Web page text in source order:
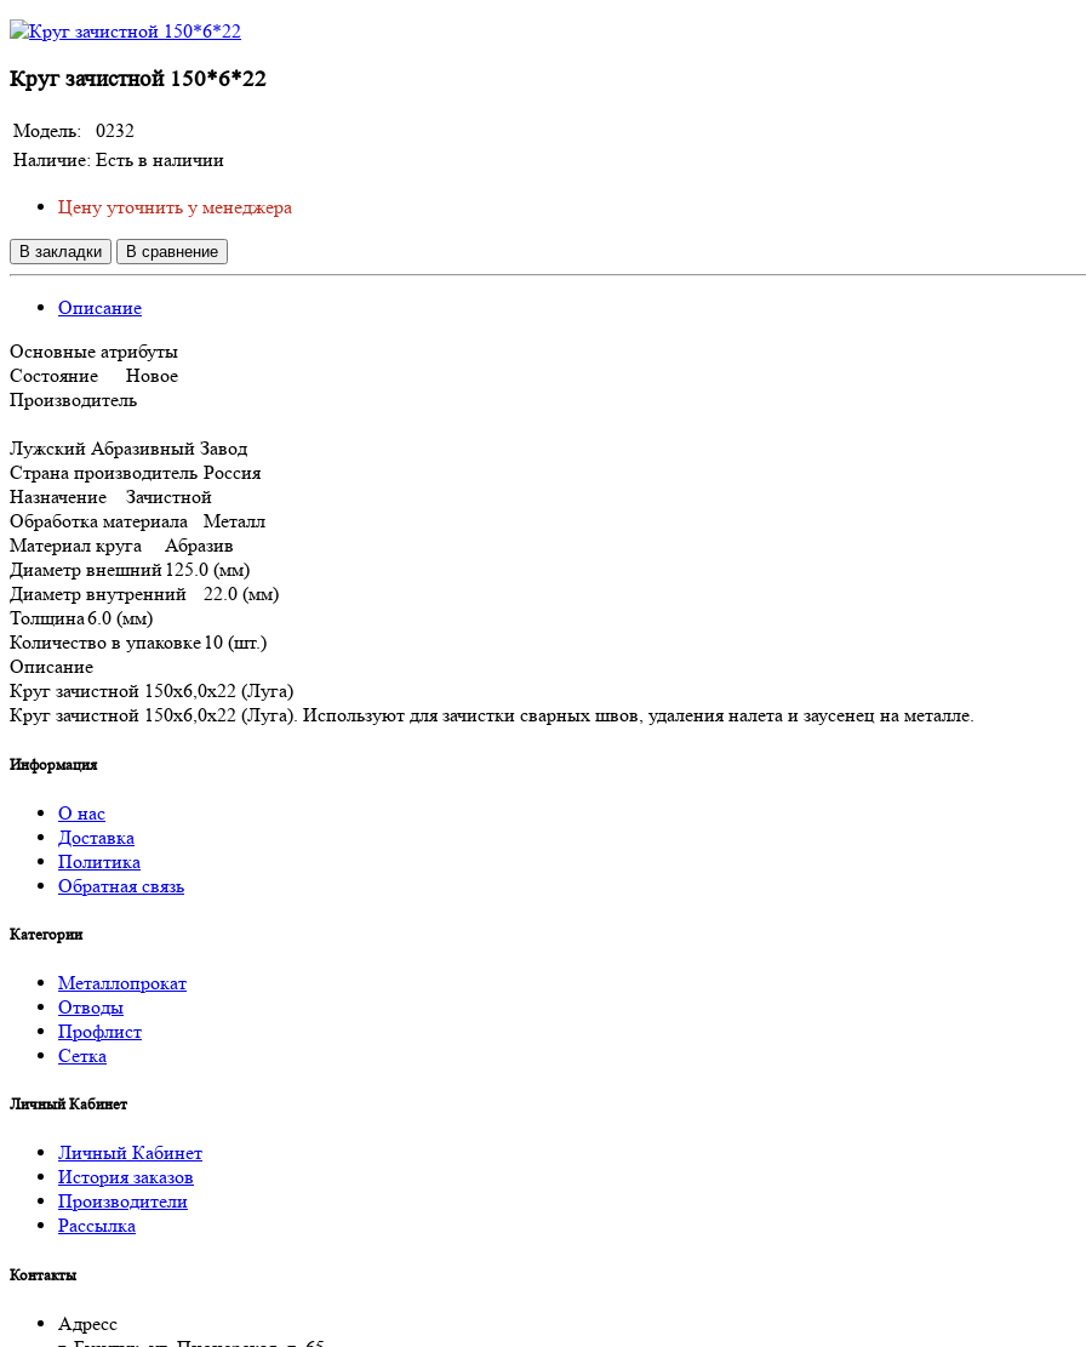
Круг зачистной 150*6*22
Модель:
0232
Наличие: Есть в наличии
Цену уточнить у менеджера
В закладки В сравнение
Описание
Основные атрибуты
Состояние
Новое
Производитель
Лужский Абразивный Завод
Страна производитель Россия
Назначение
Зачистной
Обработка материала
Металл
Материал круга
Абразив
Диаметр внешний 125.0 (мм)
Диаметр внутренний
22.0 (мм)
Толщина6.0 (мм)
Количество в упаковке 10 (шт.)
Описание
Круг зачистной 150х6,0х22 (Луга)
Круг зачистной 150х6,0х22 (Луга). Используют для зачистки сварных швов, удаления налета и заусенец на металле.
Информация
О нас
Доставка
Политика
Обратная связь
Категории
Металлопрокат
Отводы
Профлист
Сетка
Личный Кабинет
Личный Кабинет
История заказов
Производители
Рассылка
Контакты
Адресс